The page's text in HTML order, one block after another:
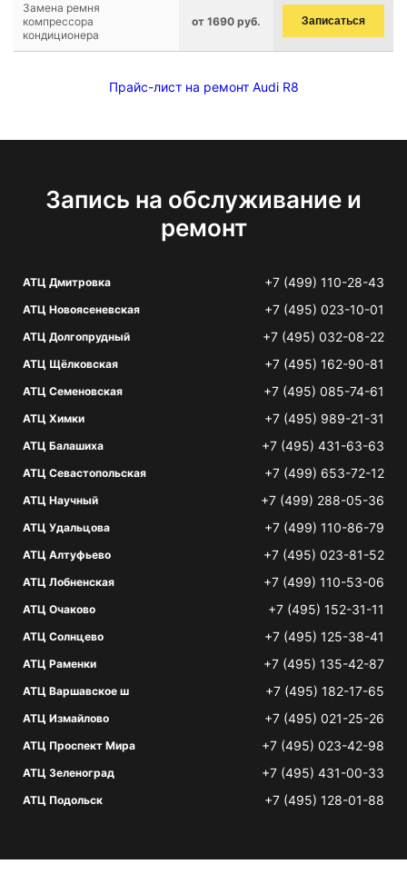
Замена ремня
компрессора
кондиционера
от 1690 руб. Записаться
Прайс-лист на ремонт Audi R8
Запись на обслуживание и
ремонт
АТЦ Дмитровка +7 (499) 110-28-43
АТЦ Новоясеневская +7 (495) 023-10-01
АТЦ Долгопрудный +7 (495) 032-08-22
АТЦ Щёлковская +7 (495) 162-90-81
АТЦ Семеновская +7 (495) 085-74-61
АТЦ Химки +7 (495) 989-21-31
АТЦ Балашиха +7 (495) 431-63-63
АТЦ Севастопольская +7 (499) 653-72-12
АТЦ Научный +7 (499) 288-05-36
АТЦ Удальцова +7 (499) 110-86-79
АТЦ Алтуфьево +7 (495) 023-81-52
АТЦ Лобненская +7 (499) 110-53-06
АТЦ Очаково +7 (495) 152-31-11
АТЦ Солнцево +7 (495) 125-38-41
АТЦ Раменки +7 (495) 135-42-87
АТЦ Варшавское ш +7 (495) 182-17-65
АТЦ Измайлово +7 (495) 021-25-26
АТЦ Проспект Мира +7 (495) 023-42-98
АТЦ Зеленоград +7 (495) 431-00-33
АТЦ Подольск +7 (495) 128-01-88